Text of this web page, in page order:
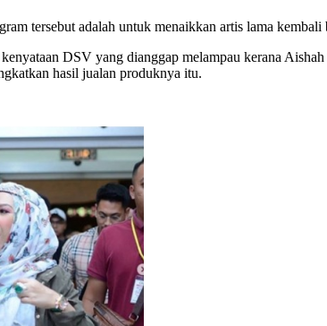
tersebut adalah untuk menaikkan artis lama
DSV yang dianggap melampau kerana
hasil jualan produknya itu.